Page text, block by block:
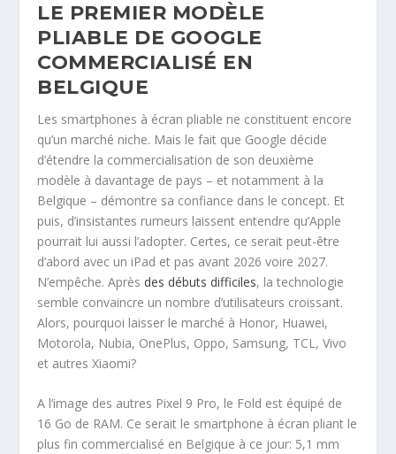
LE PREMIER MODÈLE
PLIABLE DE GOOGLE
COMMERCIALISÉ EN
BELGIQUE
Les smartphones à écran pliable ne constituent encore
qu’un marché niche. Mais le fait que Google décide
d’étendre la commercialisation de son deuxième
modèle à davantage de pays – et notamment à la
Belgique – démontre sa confiance dans le concept. Et
puis, d’insistantes rumeurs laissent entendre qu’Apple
pourrait lui aussi l’adopter. Certes, ce serait peut-être
d’abord avec un iPad et pas avant 2026 voire 2027.
N’empêche. Après des débuts difficiles, la technologie
semble convaincre un nombre d’utilisateurs croissant.
Alors, pourquoi laisser le marché à Honor, Huawei,
Motorola, Nubia, OnePlus, Oppo, Samsung, TCL, Vivo
et autres Xiaomi?
A l’image des autres Pixel 9 Pro, le Fold est équipé de
16 Go de RAM. Ce serait le smartphone à écran pliant le
plus fin commercialisé en Belgique à ce jour: 5,1 mm